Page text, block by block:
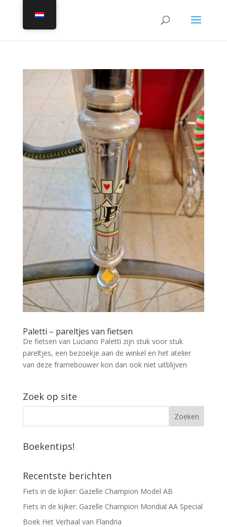
Paletti – pareltjes van fietsen
De fietsen van Luciano Paletti zijn stuk voor stuk
pareltjes, een bezoekje aan de winkel en het atelier
van deze framebouwer kon dan ook niet uitblijven
Zoek op site
Boekentips!
Recentste berichten
Fiets in de kijker: Gazelle Champion Model AB
Fiets in de kijker: Gazelle Champion Mondial AA Special
Boek Het Verhaal van Flandria